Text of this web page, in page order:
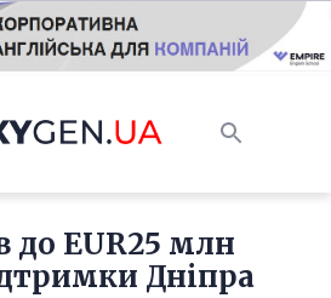
до EUR25 млн
Дніпра